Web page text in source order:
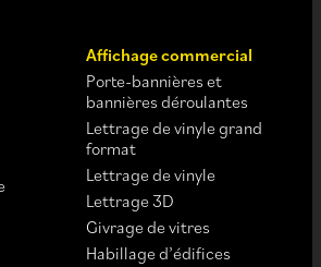
Affichage commercial
Porte-bannières et
bannières déroulantes
Lettrage de vinyle grand
format
Lettrage de vinyle
Lettrage 3D
Givrage de vitres
Habillage d’édifices